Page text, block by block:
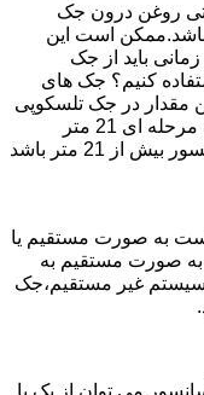
روغن درون جک
باشد.ممکن است این
باید از جک
کنیم؟ جک های
و این مقدار در جک تلسکوپی
تک مرحله ای 7 متر،دو مرحله ای 14 و سه مرحله ای 21 متر
است.در صورتی که ارتفاع محل نصب آسانسور بیش از 21 متر باشد
به صورت مستقیم یا
صورت مستقیم به
غیر مستقیم،جک